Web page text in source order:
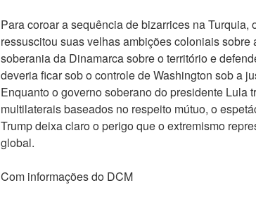
Para coroar a sequência de bizarrices na
ressuscitou suas velhas ambições coloniais
soberania da Dinamarca sobre o território e
deveria ficar sob o controle de Washington sob a
Enquanto o governo soberano do presidente Lula
multilaterais baseados no respeito mútuo, o
Trump deixa claro o perigo que o extremismo
global.
Com informações do DCM